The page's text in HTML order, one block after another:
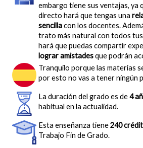
embargo tiene sus ventajas, ya
directo hará que tengas una
sencillacon los docentes.
trato más natural con todos
hará que puedas compartir
lograr amistadesque podrán
Tranquilo porque las materias
por esto no vas a tener ningún
La duración del grado es de4
habitual en la actualidad.
Esta enseñanza tiene240
Trabajo Fin de Grado.